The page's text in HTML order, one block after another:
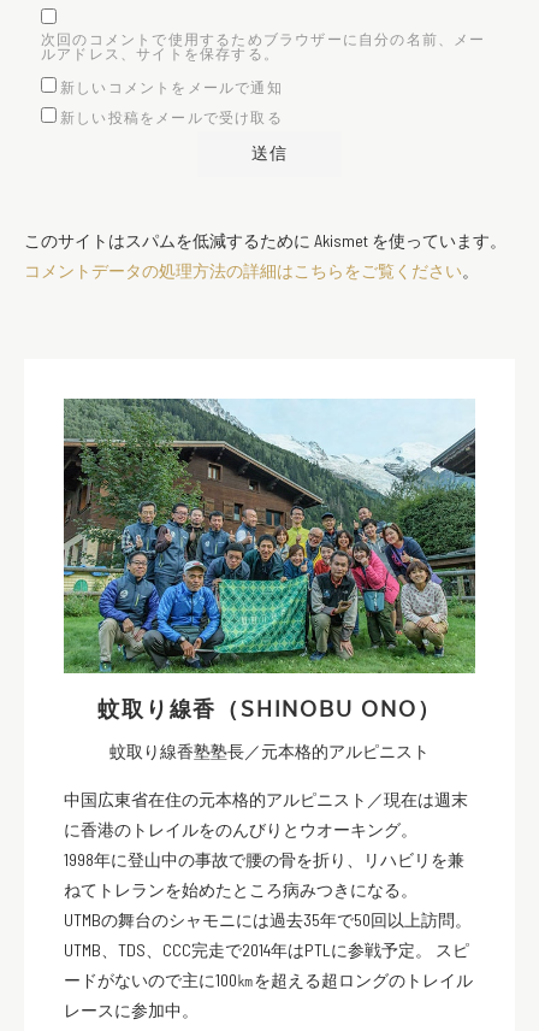
次回のコメントで使用するためブラウザーに自分の名前、メー
ルアドレス、サイトを保存する。
新しいコメントをメールで通知
新しい投稿をメールで受け取る
このサイトはスパムを低減するために Akismet を使っています。
コメントデータの処理方法の詳細はこちらをご覧ください。
蚊取り線香（SHINOBU ONO）
蚊取り線香塾塾長／元本格的アルピニスト
中国広東省在住の元本格的アルピニスト／現在は週末
に香港のトレイルをのんびりとウオーキング。
1998年に登山中の事故で腰の骨を折り、リハビリを兼
ねてトレランを始めたところ病みつきになる。
UTMBの舞台のシャモニには過去35年で50回以上訪問。
UTMB、TDS、CCC完走で2014年はPTLに参戦予定。 スピ
ードがないので主に100㎞を超える超ロングのトレイル
レースに参加中。